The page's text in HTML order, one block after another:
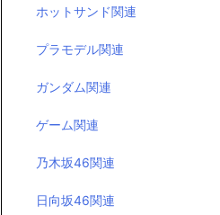
ホットサンド関連
プラモデル関連
ガンダム関連
ゲーム関連
乃木坂46関連
日向坂46関連